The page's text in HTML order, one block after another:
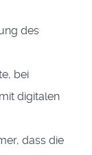
des
bei
digitalen
dass die